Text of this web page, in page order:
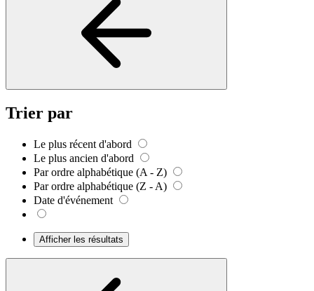
Trier par
Le plus récent d'abord
Le plus ancien d'abord
Par ordre alphabétique (A - Z)
Par ordre alphabétique (Z - A)
Date d'événement
Afficher les résultats